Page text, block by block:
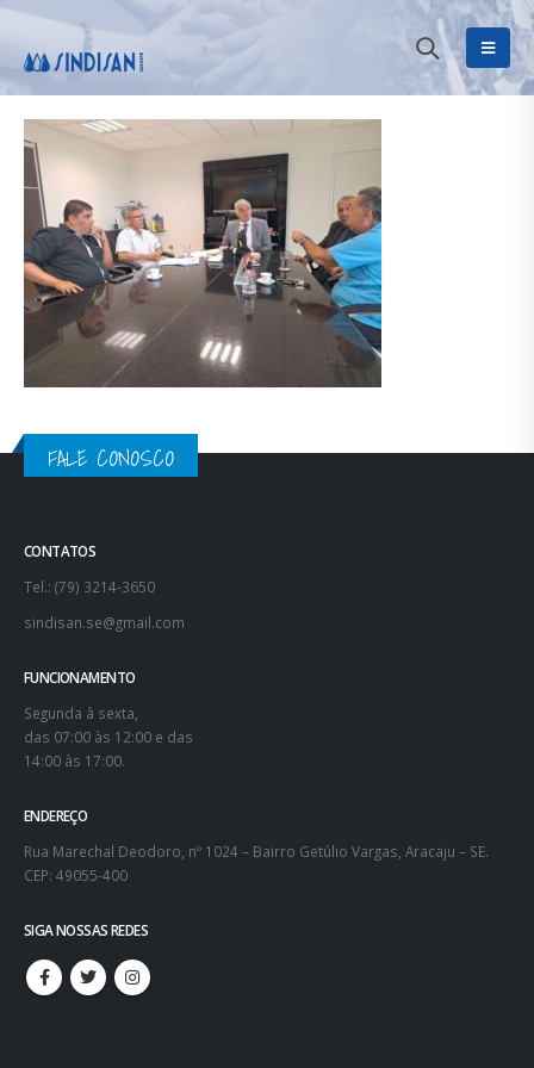
FALE CONOSCO
CONTATOS
Tel.: (79) 3214-3650
sindisan.se@gmail.com
FUNCIONAMENTO
Segunda à sexta,
das 07:00 às 12:00 e das
14:00 às 17:00.
ENDEREÇO
Rua Marechal Deodoro, nº 1024 – Bairro Getúlio Vargas, Aracaju – SE.
CEP: 49055-400
SIGA NOSSAS REDES